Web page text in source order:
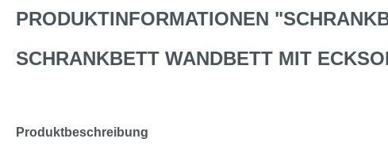
PRODUKTINFORMATIONEN
SCHRANKBETT WANDBETT MIT
Produktbeschreibung